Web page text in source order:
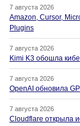
7 августа 2026
Amazon, Cursor,
Plugins
7 августа 2026
Kimi K3 обошла
7 августа 2026
OpenAI обновила
7 августа 2026
Cloudflare открыла